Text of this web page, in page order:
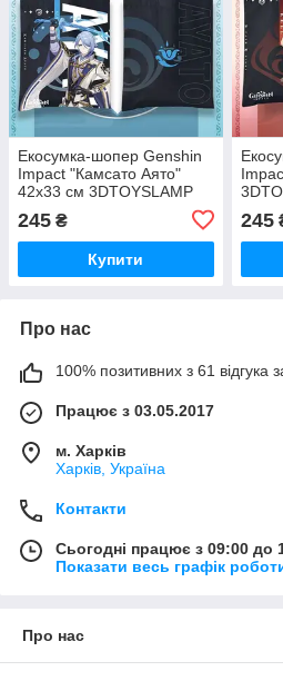
Екосумка-шопер Genshin
Impact "Камсато Аято"
42х33 см 3DTOYSLAMP
245 ₴
Купити
245
Про нас
100% позитивних з 61 відгука
Працює з 03.05.2017
м. Харків
Харків, Україна
Контакти
Сьогодні працює з 09:00 до
Показати весь графік
Про нас